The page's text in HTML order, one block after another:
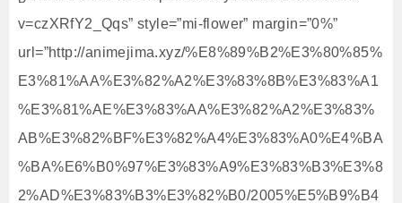
v=czXRfY2_Qqs” style=”mi-flower” margin=”0%”
url=”http://animejima.xyz/%E8%89%B2%E3%80%85%
E3%81%AA%E3%82%A2%E3%83%8B%E3%83%A1
%E3%81%AE%E3%83%AA%E3%82%A2%E3%83%
AB%E3%82%BF%E3%82%A4%E3%83%A0%E4%BA
%BA%E6%B0%97%E3%83%A9%E3%83%B3%E3%8
2%AD%E3%83%B3%E3%82%B0/2005%E5%B9%B4